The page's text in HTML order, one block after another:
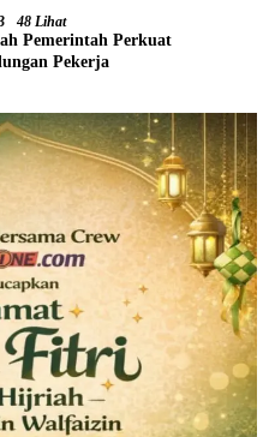
48 Lihat
Pemerintah Perkuat
Pekerja